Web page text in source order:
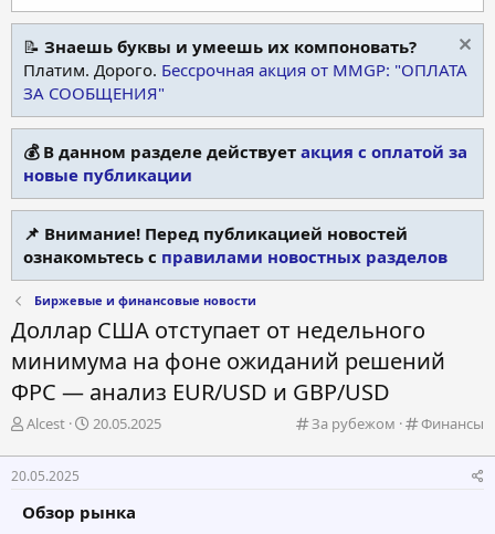
📝 Знаешь буквы и умеешь их компоновать?
Платим. Дорого. Бессрочная акция от MMGP: "ОПЛАТА
ЗА СООБЩЕНИЯ"
💰 В данном разделе действует акция с оплатой за
новые публикации
📌 Внимание! Перед публикацией новостей
ознакомьтесь с правилами новостных разделов
Биржевые и финансовые новости
Доллар США отступает от недельного
минимума на фоне ожиданий решений
ФРС — анализ EUR/USD и GBP/USD
К
т
За рубежом
К
т
Финансы
А
т
о
т
Alcest
Д
т
а
20.05.2025
20.05.2025
Обзор рынка